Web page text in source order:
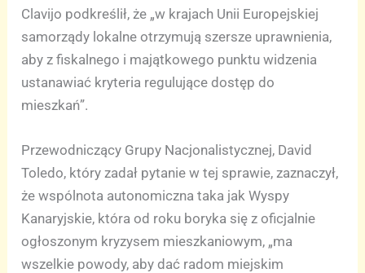
Clavijo podkreślił, że „w krajach Unii Europejskiej
samorządy lokalne otrzymują szersze uprawnienia,
aby z fiskalnego i majątkowego punktu widzenia
ustanawiać kryteria regulujące dostęp do
mieszkań”.
Przewodniczący Grupy Nacjonalistycznej, David
Toledo, który zadał pytanie w tej sprawie, zaznaczył,
że wspólnota autonomiczna taka jak Wyspy
Kanaryjskie, która od roku boryka się z oficjalnie
ogłoszonym kryzysem mieszkaniowym, „ma
wszelkie powody, aby dać radom miejskim